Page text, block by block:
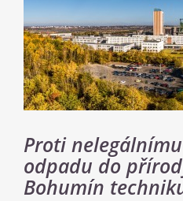
Proti
odpadu do
Bohumín